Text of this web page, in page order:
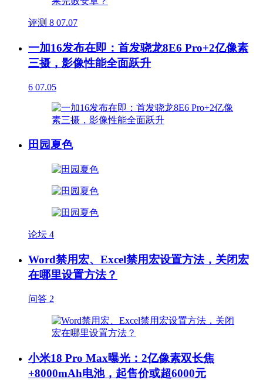
评测 8 07.07
一加16发布在即：首发骁龙8E6 Pro+2亿像素
三摄，影像性能全面跃升
6 07.05
田园夏色
论坛 4
Word禁用宏、Excel禁用宏设置方法，关闭宏
在哪里设置方法？
问答 2
小米18 Pro Max曝光：2亿像素双长焦
+8000mAh电池，起售价或超6000元